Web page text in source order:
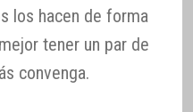
los hacen de forma
tener un par de
convenga.